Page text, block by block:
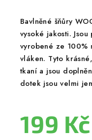
Bavlněné šňůry
vysoké jakosti.
vyrobené ze 100%
vláken. Tyto
tkaní a jsou
dotek jsou velmi
199 Kč